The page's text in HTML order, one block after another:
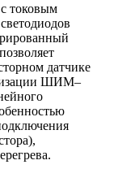
токовым
датчике
ШИМ–